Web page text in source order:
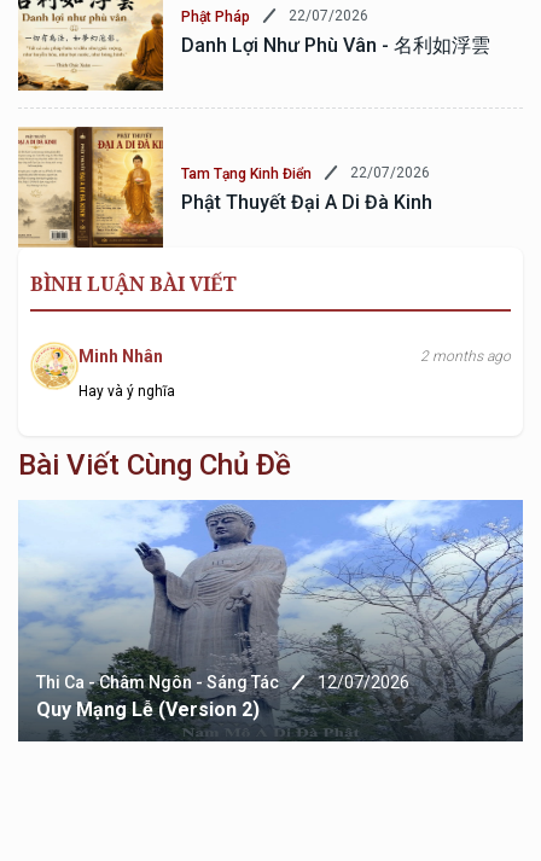
Phật Pháp 22/07/2026
Danh Lợi Như Phù Vân - 名利如浮雲
Tam Tạng Kinh Điển 22/07/2026
Phật Thuyết Đại A Di Đà Kinh
BÌNH LUẬN BÀI VIẾT
Minh Nhân 2 months ago
Hay và ý nghĩa
Bài Viết Cùng Chủ Đề
Thi Ca - Châm Ngôn - Sáng Tác 12/07/2026
Quy Mạng Lễ (version 1)